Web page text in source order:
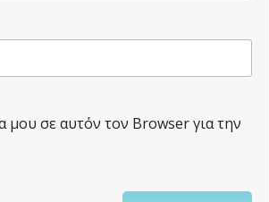
μου σε αυτόν τον Browser για την